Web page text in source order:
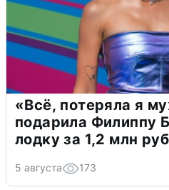
«Всё, потеряла я
подарила Филиппу
лодку за 1,2 млн
5 августа 173